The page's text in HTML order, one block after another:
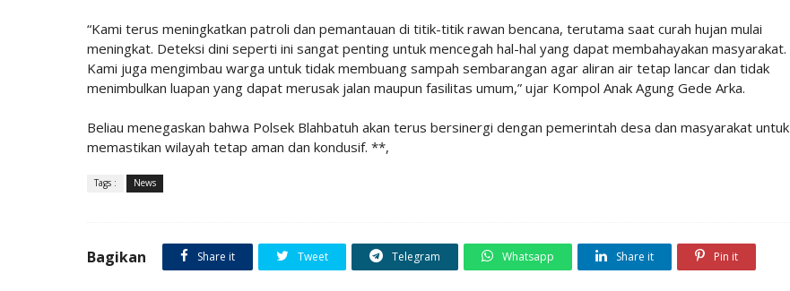
“Kami terus meningkatkan patroli dan pemantauan di titik-titik rawan bencana, terutama saat curah hujan mulai
meningkat. Deteksi dini seperti ini sangat penting untuk mencegah hal-hal yang dapat membahayakan masyarakat.
Kami juga mengimbau warga untuk tidak membuang sampah sembarangan agar aliran air tetap lancar dan tidak
menimbulkan luapan yang dapat merusak jalan maupun fasilitas umum,” ujar Kompol Anak Agung Gede Arka.
Beliau menegaskan bahwa Polsek Blahbatuh akan terus bersinergi dengan pemerintah desa dan masyarakat untuk
memastikan wilayah tetap aman dan kondusif. **,
Tags : News
Bagikan Share it Tweet Telegram Whatsapp Share it Pin it